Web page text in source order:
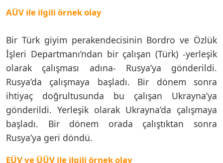
AÜV ile ilgili örnek olay
Bir Türk giyim perakendecisinin Bordro ve Özlük
İşleri Departmanı’ndan bir çalışan (Türk) -yerleşik
olarak çalışması adına- Rusya’ya gönderildi.
Rusya’da çalışmaya başladı. Bir dönem sonra
ihtiyaç doğrultusunda bu çalışan Ukrayna’ya
gönderildi. Yerleşik olarak Ukrayna’da çalışmaya
başladı. Bir dönem orada çalıştıktan sonra
Rusya’ya geri döndü.
EÜV ve ÜÜV ile ilgili örnek olay